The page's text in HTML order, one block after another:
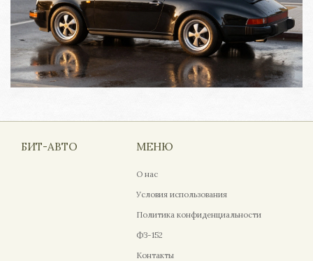
БИТ-АВТО МЕНЮ
О нас
Условия использования
Политика конфиденциальности
ФЗ-152
Контакты